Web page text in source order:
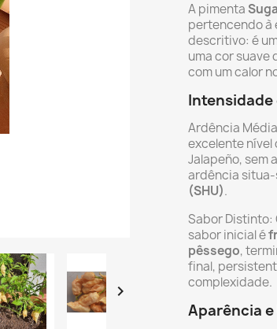

A pimenta
pertencendo à
descritivo: é
uma cor suave
com um calor
Intensidade
Ardência
excelente nível
Jalapeño, sem
ardência
(SHU).
Sabor Distinto:
sabor inicial é
pêssego,
final,
complexidade.
Aparência